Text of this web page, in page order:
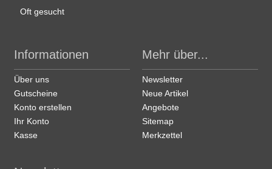
Oft gesucht
Informationen
Über uns
Gutscheine
Konto erstellen
Ihr Konto
Kasse
Mehr über...
Newsletter
Neue Artikel
Angebote
Sitemap
Merkzettel